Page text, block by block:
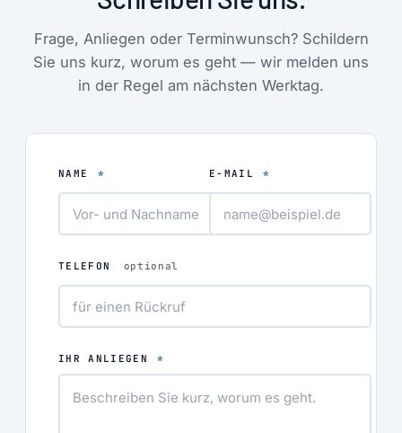
Hersteller längst
aufgegeben hat.
DHL-Label
herunterladen und
Stunden
Ihrer Zustimmung
Reparatur in 1–3
Werktagen
Rückversand zu
Frage, Anliegen oder Terminwunsch? Schildern
Sie uns kurz, worum es geht — wir melden uns
in der Regel am nächsten Werktag.
NAME * E-MAIL *
TELEFON optional
IHR ANLIEGEN *